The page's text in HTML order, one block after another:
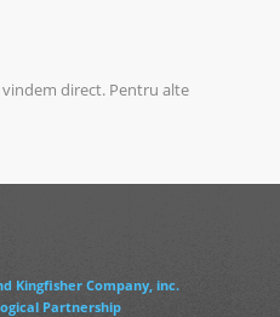
direct. Pentru alte
Kingfisher Company, inc.
Partnership